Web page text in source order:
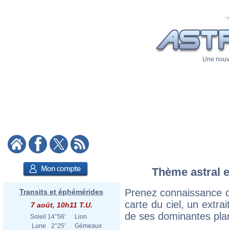
Une
Transits et éphémérides
7 août, 10h11 T.U.
Soleil 14°56'
Lion
Lune
2°25'
Gémeaux
Thème astral
Prenez connaissance
carte du ciel, un
de ses dominantes